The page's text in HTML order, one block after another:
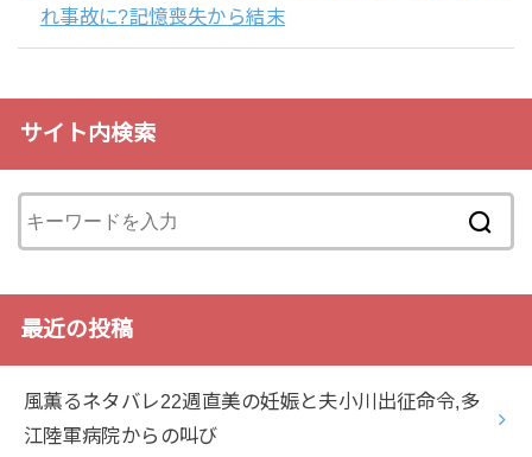
れ事故に?記憶喪失から結末
サイト内検索
最近の投稿
風薫るネタバレ22週直美の妊娠と夫小川出征命令,多
江陸軍病院からの叫び